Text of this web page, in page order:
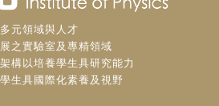
多元領域與人才
之實驗室及專精領域
構以培養學生具研究能力
生具國際化素養及視野